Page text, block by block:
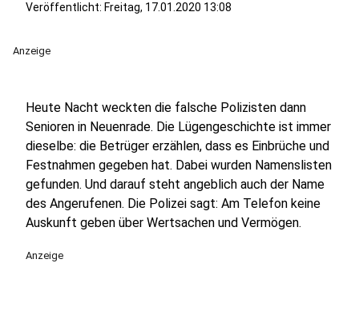
Veröffentlicht: Freitag, 17.01.2020 13:08
Anzeige
Heute Nacht weckten die falsche Polizisten dann
Senioren in Neuenrade. Die Lügengeschichte ist immer
dieselbe: die Betrüger erzählen, dass es Einbrüche und
Festnahmen gegeben hat. Dabei wurden Namenslisten
gefunden. Und darauf steht angeblich auch der Name
des Angerufenen. Die Polizei sagt: Am Telefon keine
Auskunft geben über Wertsachen und Vermögen.
Anzeige